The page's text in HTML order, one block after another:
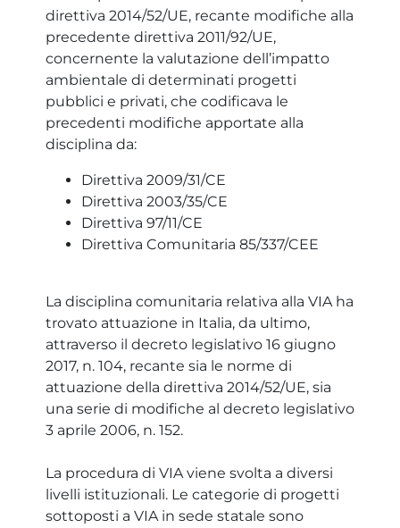
direttiva 2014/52/UE, recante modifiche alla
precedente direttiva 2011/92/UE,
concernente la valutazione dell’impatto
ambientale di determinati progetti
pubblici e privati, che codificava le
precedenti modifiche apportate alla
disciplina da:
Direttiva 2009/31/CE
Direttiva 2003/35/CE
Direttiva 97/11/CE
Direttiva Comunitaria 85/337/CEE
La disciplina comunitaria relativa alla VIA ha
trovato attuazione in Italia, da ultimo,
attraverso il decreto legislativo 16 giugno
2017, n. 104, recante sia le norme di
attuazione della direttiva 2014/52/UE, sia
una serie di modifiche al decreto legislativo
3 aprile 2006, n. 152.
La procedura di VIA viene svolta a diversi
livelli istituzionali. Le categorie di progetti
sottoposti a VIA in sede statale sono